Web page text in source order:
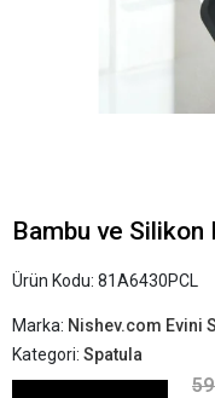
Bambu ve
Ürün Kodu: 81A6430PCL
Marka: Nishev.com Evini
Kategori: Spatula